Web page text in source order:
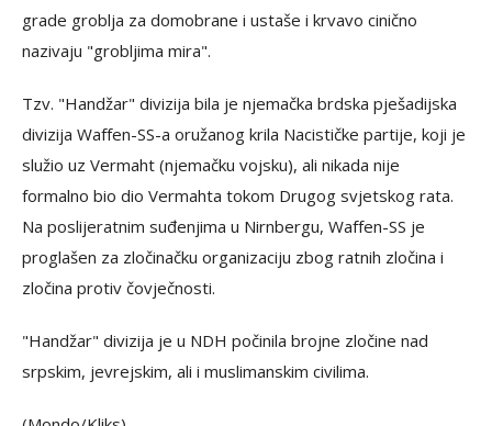
grade groblja za domobrane i ustaše i krvavo cinično
nazivaju "grobljima mira".
Tzv. "Handžar" divizija bila je njemačka brdska pješadijska
divizija Waffen-SS-a oružanog krila Nacističke partije, koji je
služio uz Vermaht (njemačku vojsku), ali nikada nije
formalno bio dio Vermahta tokom Drugog svjetskog rata.
Na poslijeratnim suđenjima u Nirnbergu, Waffen-SS je
proglašen za zločinačku organizaciju zbog ratnih zločina i
zločina protiv čovječnosti.
"Handžar" divizija je u NDH počinila brojne zločine nad
srpskim, jevrejskim, ali i muslimanskim civilima.